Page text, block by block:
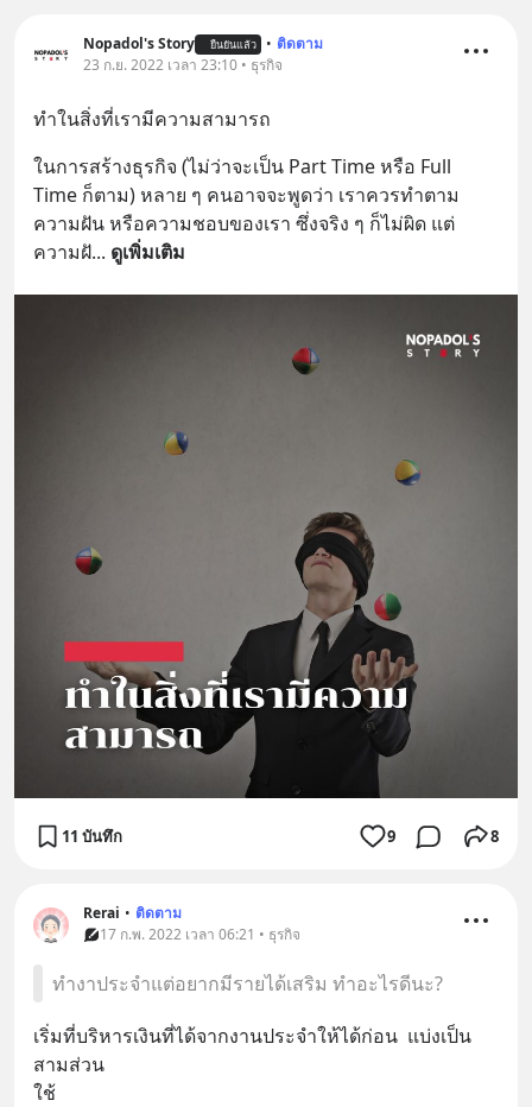
Nopadol's Story ยืนยันแล้ว • ติดตาม
23 ก.ย. 2022 เวลา 23:10 • ธุรกิจ
ทำในสิ่งที่เรามีความสามารถ
ในการสร้างธุรกิจ (ไม่ว่าจะเป็น Part Time หรือ Full
Time ก็ตาม) หลาย ๆ คนอาจจะพูดว่า เราควรทำตาม
ความฝัน หรือความชอบของเรา ซึ่งจริง ๆ ก็ไม่ผิด แต่
ความฝั... ดูเพิ่มเติม
11 บันทึก 9 8
Rerai • ติดตาม
17 ก.พ. 2022 เวลา 06:21 • ธุรกิจ
ทำงาประจำแต่อยากมีรายได้เสริม ทำอะไรดีนะ?
เริ่มที่บริหารเงินที่ได้จากงานประจำให้ได้ก่อน  แบ่งเป็น
สามส่วน
ใช้